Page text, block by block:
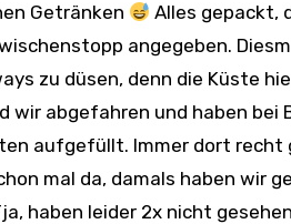
Getränken
Alles gepackt,
angegeben.
zu düsen, denn die Küste
wir abgefahren und haben
aufgefüllt. Immer dort recht
mal da, damals haben wir
haben leider 2x nicht